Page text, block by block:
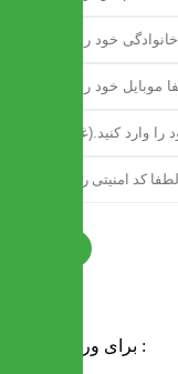
برای ورود به سایت :